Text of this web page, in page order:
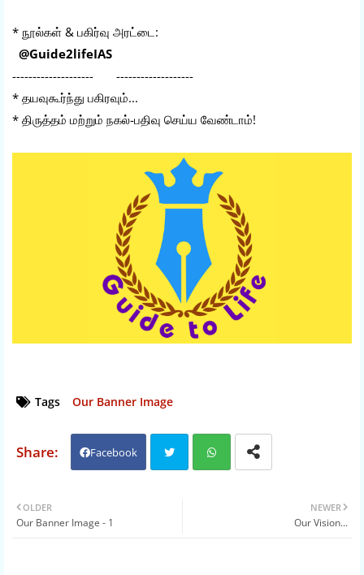
* நூல்கள் & பகிர்வு அரட்டை:
@Guide2lifeIAS
-------------------- -------------------
* தயவுகூர்ந்து பகிரவும்...
* திருத்தம் மற்றும் நகல்-பதிவு செய்ய வேண்டாம்!
Tags Our Banner Image
Facebook
NEWER
Our Vision...
OLDER
Our Banner Image - 1